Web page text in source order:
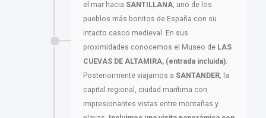
el mar hacia SANTILLANA, uno de los
pueblos más bonitos de España con su
intacto casco medieval. En sus
proximidades conocemos el Museo de LAS
CUEVAS DE ALTAMIRA, (entrada incluida).
Posteriormente viajamos a SANTANDER, la
capital regional, ciudad marítima con
impresionantes vistas entre montañas y